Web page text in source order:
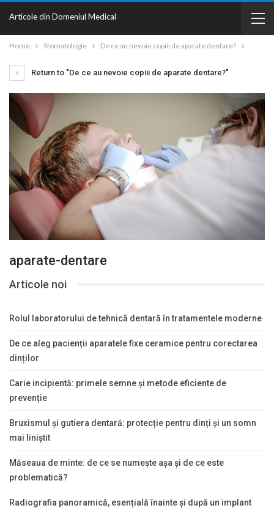
Articole din Domeniul Medical
Home Stomatologie De ce au nevoie copiii de aparate dentare?
Return to "De ce au nevoie copiii de aparate dentare?"
aparate-dentare
Articole noi
Rolul laboratorului de tehnică dentară în tratamentele moderne
De ce aleg pacienții aparatele fixe ceramice pentru corectarea
dinților
Carie incipientă: primele semne și metode eficiente de
prevenție
Bruxismul și gutiera dentară: protecție pentru dinți și un somn
mai liniștit
Măseaua de minte: de ce se numește așa și de ce este
problematică?
Radiografia panoramică, esențială înainte și după un implant